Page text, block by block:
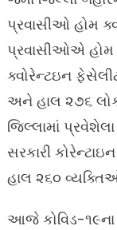
પ્રવાસીઓ હોમ
પ્રવાસીઓએ હોમ
ક્વોરેન્ટઇન
અને હાલ ૨૭૬
જિલ્લામાં
સરકારી
હાલ ૨૬૦
આજે કોવિડ-૧૯ના